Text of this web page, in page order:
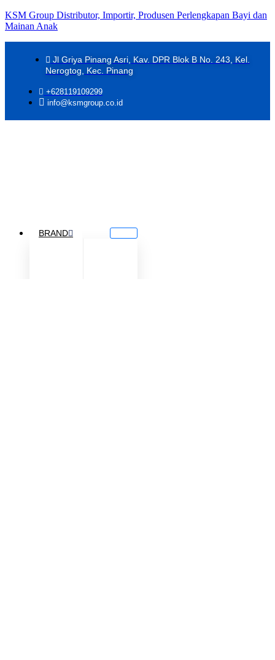
KSM Group Distributor, Importir, Produsen Perlengkapan Bayi dan
Mainan Anak
Jl Griya Pinang Asri, Kav. DPR Blok B No. 243, Kel.
Nerogtog, Kec. Pinang
+628119109299
info@ksmgroup.co.id
BRAND